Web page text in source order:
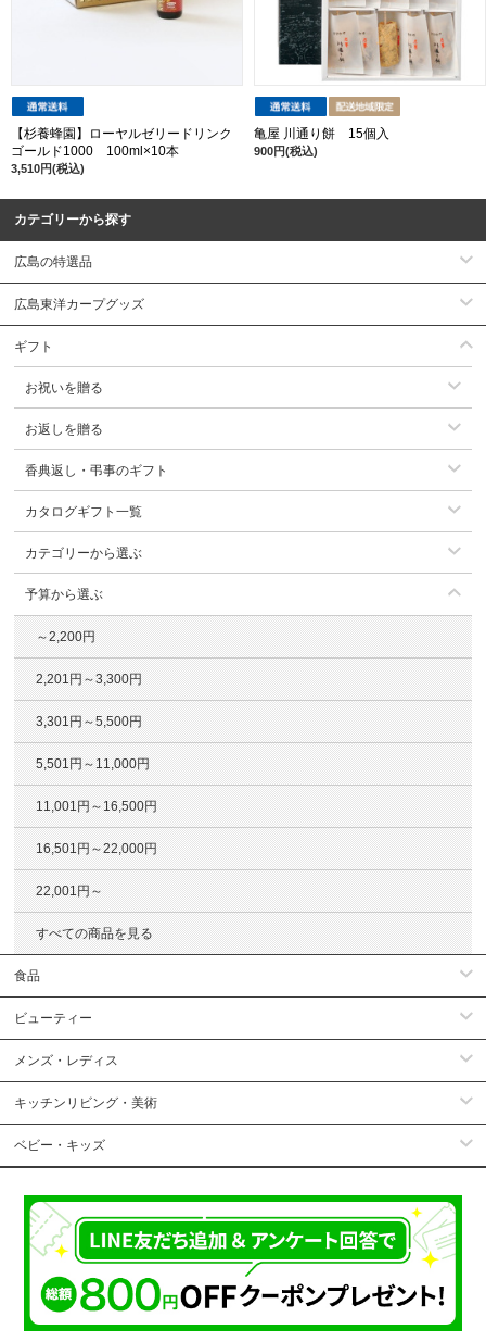
【杉養蜂園】ローヤルゼリードリンク
ゴールド1000 100ml×10本
3,510円(税込)
亀屋 川通り餅 15個入
900円(税込)
カテゴリーから探す
広島の特選品
広島東洋カープグッズ
ギフト
お祝いを贈る
お返しを贈る
香典返し・弔事のギフト
カタログギフト一覧
カテゴリーから選ぶ
予算から選ぶ
～2,200円
2,201円～3,300円
3,301円～5,500円
5,501円～11,000円
11,001円～16,500円
16,501円～22,000円
22,001円～
すべての商品を見る
食品
ビューティー
メンズ・レディス
キッチンリビング・美術
ベビー・キッズ